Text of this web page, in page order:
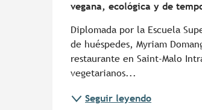
vegana, ecológica y de
Diplomada por la Escuela
de huéspedes, Myriam
restaurante en Saint-Malo
vegetarianos...
Seguir leyendo